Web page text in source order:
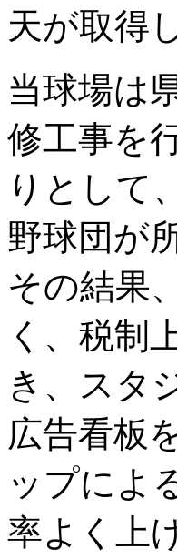
天が取得
当球場は
修工事を
りとして
野球団が
その結果
く、税制
き、スタ
広告看板
ップによ
率よく上